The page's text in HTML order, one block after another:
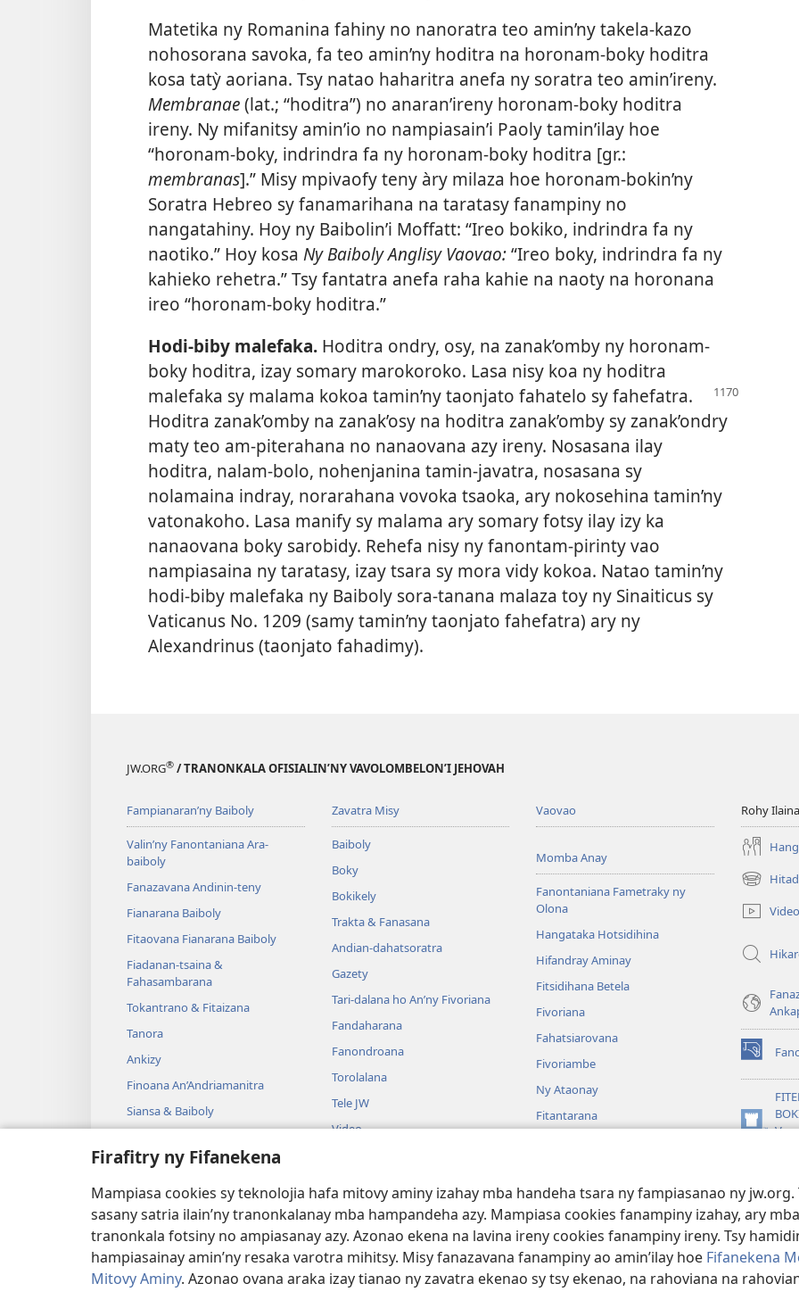
Firafitry ny Fifanekena
Mampiasa cookies sy teknolojia hafa mitovy aminy izahay mba handeha tsara ny fampiasanao ny jw.org.
sasany satria ilain’ny tranonkalanay mba hampandeha azy. Mampiasa cookies fanampiny izahay, ary
tranonkala fotsiny no ampiasanay azy. Azonao ekena na lavina ireny cookies fanampiny ireny. Tsy
hampiasainay amin’ny resaka varotra mihitsy. Misy fanazavana fanampiny ao amin’ilay hoe Fifanekena
Mitovy Aminy. Azonao ovana araka izay tianao ny zavatra ekenao sy tsy ekenao, na rahoviana na
Matetika ny Romanina fahiny no nanoratra teo amin’ny takela-kazo
nohosorana savoka, fa teo amin’ny hoditra na horonam-boky hoditra
kosa tatỳ aoriana. Tsy natao haharitra anefa ny soratra teo amin’ireny.
Membranae(lat.; “hoditra”) no anaran’ireny horonam-boky hoditra
ireny. Ny mifanitsy amin’io no nampiasain’i Paoly tamin’ilay hoe
“horonam-boky, indrindra fa ny horonam-boky hoditra [gr.:
membranas].” Misy mpivaofy teny àry milaza hoe horonam-bokin’ny
Soratra Hebreo sy fanamarihana na taratasy fanampiny no
nangatahiny. Hoy ny Baibolin’i Moffatt: “Ireo bokiko, indrindra fa ny
naotiko.” Hoy kosa Ny Baiboly Anglisy Vaovao:“Ireo boky, indrindra fa ny
kahieko rehetra.” Tsy fantatra anefa raha kahie na naoty na horonana
ireo “horonam-boky hoditra.”
Hodi-biby malefaka. Hoditra ondry, osy, na zanak’omby ny horonam-
boky hoditra, izay somary marokoroko. Lasa nisy koa ny hoditra
malefaka sy malama kokoa tamin’ny taonjato fahatelo sy fahefatra.
Hoditra zanak’omby na zanak’osy na hoditra zanak’omby sy zanak’ondry
maty teo am-piterahana no nanaovana azy ireny. Nosasana ilay
hoditra, nalam-bolo, nohenjanina tamin-javatra, nosasana sy
nolamaina indray, norarahana vovoka tsaoka, ary nokosehina tamin’ny
vatonakoho. Lasa manify sy malama ary somary fotsy ilay izy ka
nanaovana boky sarobidy. Rehefa nisy ny fanontam-pirinty vao
nampiasaina ny taratasy, izay tsara sy mora vidy kokoa. Natao tamin’ny
hodi-biby malefaka ny Baiboly sora-tanana malaza toy ny Sinaiticus sy
Vaticanus No. 1209 (samy tamin’ny taonjato fahefatra) ary ny
Alexandrinus (taonjato fahadimy).
JW.ORG® / TRANONKALA OFISIALIN’NY VAVOLOMBELON’I JEHOVAH
Fampianaran’ny Baiboly
Valin’ny Fanontaniana Ara-
baiboly
Fanazavana Andinin-teny
Fianarana Baiboly
Fitaovana Fianarana Baiboly
Fiadanan-tsaina &
Fahasambarana
Tokantrano & Fitaizana
Tanora
Ankizy
Finoana An’Andriamanitra
Siansa & Baiboly
Zavatra Misy
Baiboly
Boky
Bokikely
Trakta & Fanasana
Andian-dahatsoratra
Gazety
Tari-dalana ho An’ny Fivoriana
Fandaharana
Fanondroana
Torolalana
Tele JW
Video
Tantara Henoina
Vaovao
Momba Anay
Fanontaniana Fametraky ny
Olona
Hangataka Hotsidihina
Hifandray Aminay
Fitsidihana Betela
Fivoriana
Fahatsiarovana
Fivoriambe
Ny Ataonay
Fitantarana
Rohy Ilaina
rohy) Video
rohy)
Copyright© 2026 Watch Tower Bible and Tract Society of Pennsylvania. FIFANEKENA|FIFANEKENA MOMBA NY